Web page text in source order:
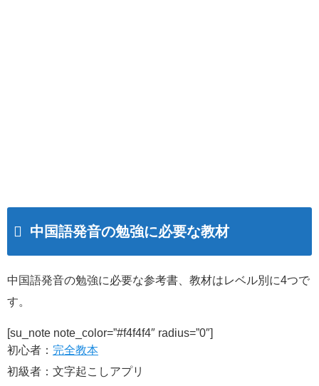
中国語発音の勉強に必要な教材
中国語発音の勉強に必要な参考書、教材はレベル別に4つで
す。
[su_note note_color=”#f4f4f4″ radius=”0″]
初心者： 完全教本
初級者：文字起こしアプリ